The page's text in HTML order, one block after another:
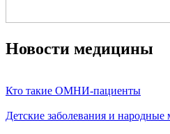
Новости медицины
Кто такие ОМНИ-пациенты
Детские заболевания и